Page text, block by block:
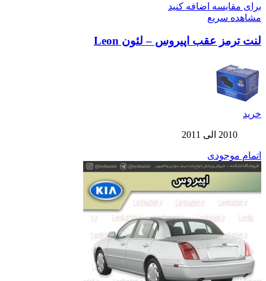
برای مقایسه اضافه کنید
مشاهده سریع
لنت ترمز عقب اپیروس – لئون Leon
خرید
2010 الی 2011
اتمام موجودی